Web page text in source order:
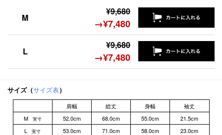
M
¥9,680
→¥7,480
L
¥9,680
→¥7,480
サイズ（サイズ表）
肩幅 総丈 身幅
袖丈
M実寸 52.0cm 68.0cm 55.0cm
21.5cm
L
実寸 53.0cm 71.0cm 58.0cm 23.0cm